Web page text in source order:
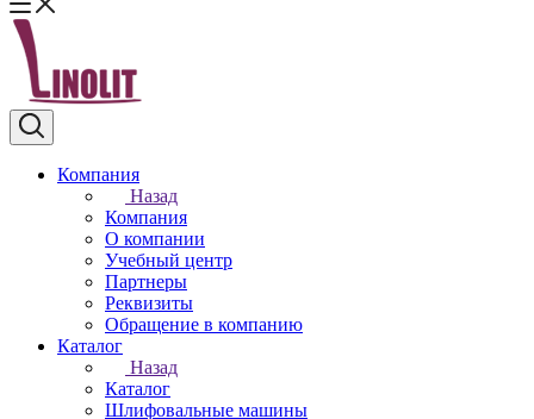
Компания
Назад
Компания
О компании
Учебный центр
Партнеры
Реквизиты
Обращение в компанию
Каталог
Назад
Каталог
Шлифовальные машины